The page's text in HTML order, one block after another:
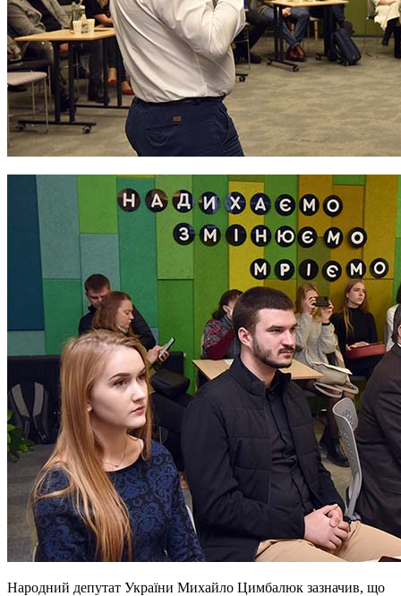
Народний депутат України Михайло Цимбалюк зазначив, що